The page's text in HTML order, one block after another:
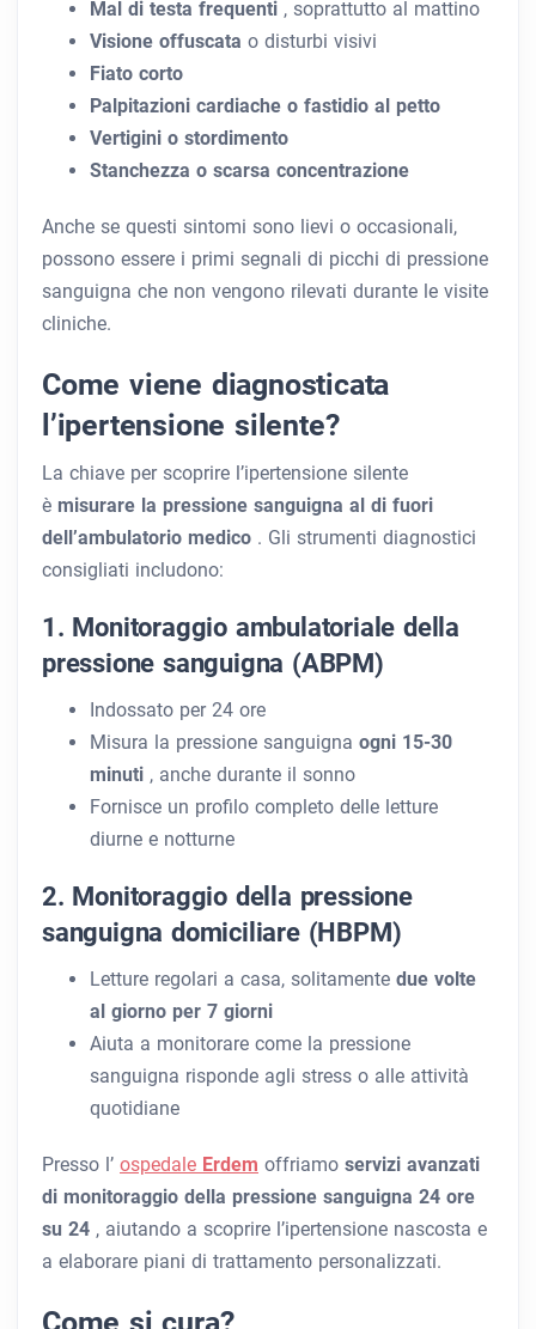
Mal di testa frequenti , soprattutto al mattino
Visione offuscata o disturbi visivi
Fiato corto
Palpitazioni cardiache o fastidio al petto
Vertigini o stordimento
Stanchezza o scarsa concentrazione
Anche se questi sintomi sono lievi o occasionali,
possono essere i primi segnali di picchi di pressione
sanguigna che non vengono rilevati durante le visite
cliniche.
Come viene diagnosticata
l’ipertensione silente?
La chiave per scoprire l’ipertensione silente
è misurare la pressione sanguigna al di fuori
dell’ambulatorio medico . Gli strumenti diagnostici
consigliati includono:
1. Monitoraggio ambulatoriale della
pressione sanguigna (ABPM)
Indossato per 24 ore
Misura la pressione sanguigna ogni 15-30
minuti , anche durante il sonno
Fornisce un profilo completo delle letture
diurne e notturne
2. Monitoraggio della pressione
sanguigna domiciliare (HBPM)
Letture regolari a casa, solitamente due volte
al giorno per 7 giorni
Aiuta a monitorare come la pressione
sanguigna risponde agli stress o alle attività
quotidiane
Presso l’ ospedale Erdem offriamo servizi avanzati
di monitoraggio della pressione sanguigna 24 ore
su 24 , aiutando a scoprire l’ipertensione nascosta e
a elaborare piani di trattamento personalizzati.